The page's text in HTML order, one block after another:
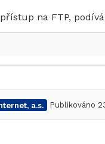
na FTP,
a.s. Publikováno